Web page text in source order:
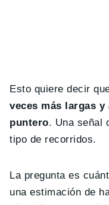
Esto quiere decir
veces más largas
puntero. Una señal
tipo de recorridos.
La pregunta es
una estimación de